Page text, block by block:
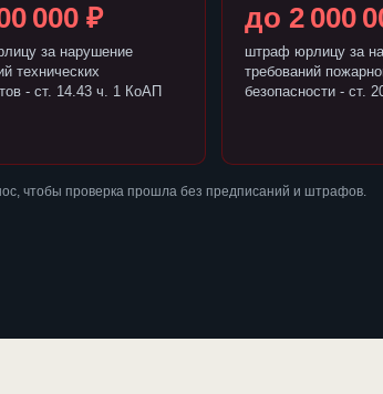
000 ₽
за нарушение
технических
- ст. 14.43 ч. 1 КоАП
до 2 000
штраф юрлицу за
требований
безопасности - ст.
чтобы проверка прошла без предписаний и штрафов.